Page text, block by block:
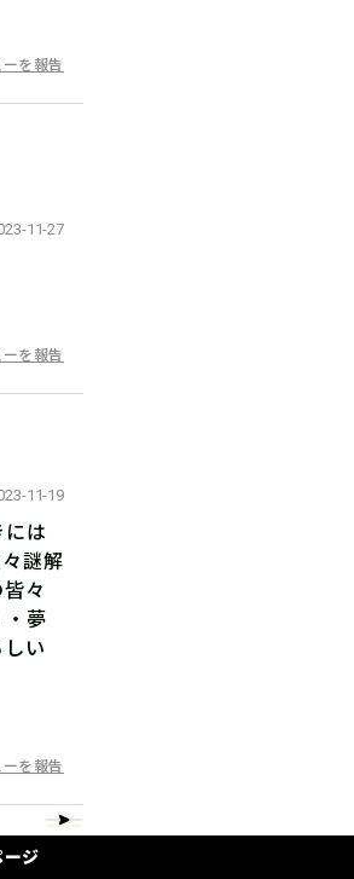
を報告
11-27
を報告
11-19
は
謎解
々
夢
い
を報告
ジ